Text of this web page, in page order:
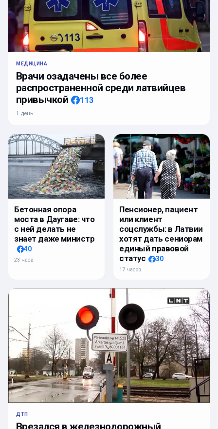
МЕДИЦИНА
Врачи озадачены все более
распространенной среди латвийцев
привычкой
113
1 день
Бетонная опора
моста в Даугаве: что
с ней делать не
знает даже министр
40
23 часа
Пенсионер, пациент
или клиент
соцслужбы: в Латвии
хотят дать сениорам
единый правовой
статус
30
17 часов
ДТП
Врезался в железнодорожный